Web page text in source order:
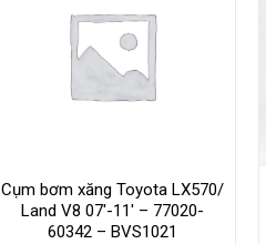
Cụm bơm xăng Toyota LX570/
Land V8 07′-11′ – 77020-
60342 – BVS1021